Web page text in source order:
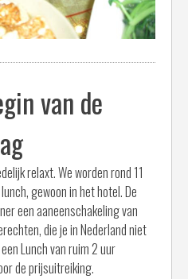
van de
relaxt. We worden rond 11
gewoon in het hotel. De
een aaneenschakeling van
die je in Nederland niet
Lunch van ruim 2 uur
de prijsuitreiking.